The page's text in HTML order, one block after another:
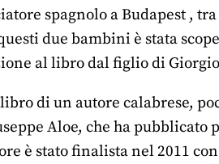
spagnolo a Budapest ,
due bambini è stata
al libro dal figlio di
di un autore calabrese,
Aloe, che ha
è stato finalista nel 2011